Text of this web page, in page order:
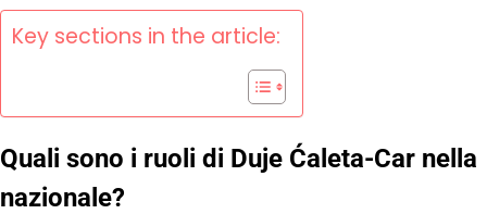
Key sections in the article:
Quali sono i ruoli di Duje Ćaleta-Car nella
nazionale?